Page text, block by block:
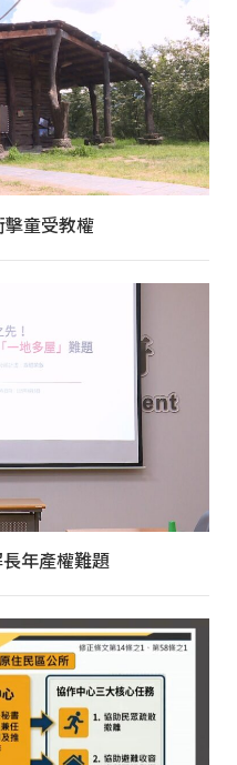
童受教權
年產權難題